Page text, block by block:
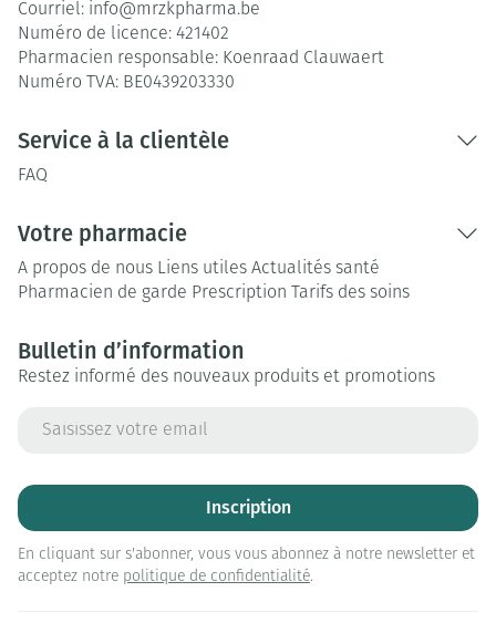
Courriel: info@mrzkpharma.be
Numéro de licence: 421402
Pharmacien responsable: Koenraad Clauwaert
Numéro TVA: BE0439203330
Service à la clientèle
FAQ
Votre pharmacie
A propos de nous Liens utiles Actualités santé
Pharmacien de garde Prescription Tarifs des soins
Bulletin d’information
Restez informé des nouveaux produits et promotions
Inscription
En cliquant sur s'abonner, vous vous abonnez à notre newsletter et
acceptez notre politique de confidentialité.